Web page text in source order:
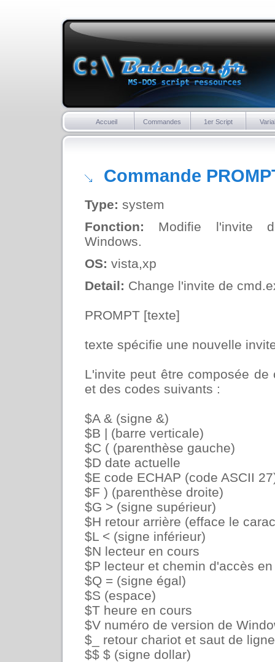
Accueil Commandes 1er Script
Commande
Type: system
Fonction: Modifie l'invite
Windows.
OS: vista,xp
Detail: Change l'invite de
PROMPT [texte]
texte spécifie une nouvelle
L'invite peut être composée de
et des codes suivants :
$A & (signe &)
$B | (barre verticale)
$C ( (parenthèse gauche)
$D date actuelle
$E code ECHAP (code ASCII
$F ) (parenthèse droite)
$G > (signe supérieur)
$H retour arrière (efface le
$L < (signe inférieur)
$N lecteur en cours
$P lecteur et chemin d'accès
$Q = (signe égal)
$S (espace)
$T heure en cours
$V numéro de version de
$_ retour chariot et saut de ligne
$$ $ (signe dollar)